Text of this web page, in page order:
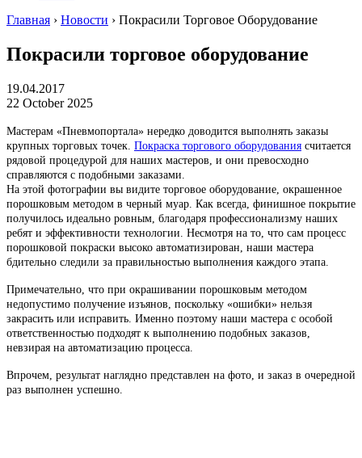
Главная › Новости › Покрасили Торговое Оборудование
Покрасили торговое оборудование
19.04.2017
22 October 2025
Мастерам «Пневмопортала» нередко доводится выполнять заказы
крупных торговых точек. Покраска торгового оборудования считается
рядовой процедурой для наших мастеров, и они превосходно
справляются с подобными заказами.
На этой фотографии вы видите торговое оборудование, окрашенное
порошковым методом в черный муар. Как всегда, финишное покрытие
получилось идеально ровным, благодаря профессионализму наших
ребят и эффективности технологии. Несмотря на то, что сам процесс
порошковой покраски высоко автоматизирован, наши мастера
бдительно следили за правильностью выполнения каждого этапа.
Примечательно, что при окрашивании порошковым методом
недопустимо получение изъянов, поскольку «ошибки» нельзя
закрасить или исправить. Именно поэтому наши мастера с особой
ответственностью подходят к выполнению подобных заказов,
невзирая на автоматизацию процесса.
Впрочем, результат наглядно представлен на фото, и заказ в очередной
раз выполнен успешно.